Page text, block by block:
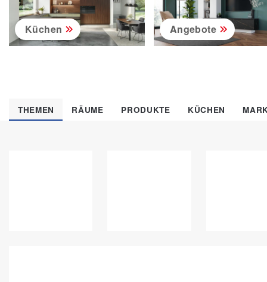
Küchen Angebote
THEMEN RÄUME PRODUKTE KÜCHEN